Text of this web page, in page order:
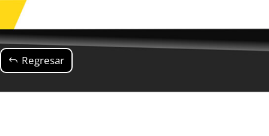
Regresar